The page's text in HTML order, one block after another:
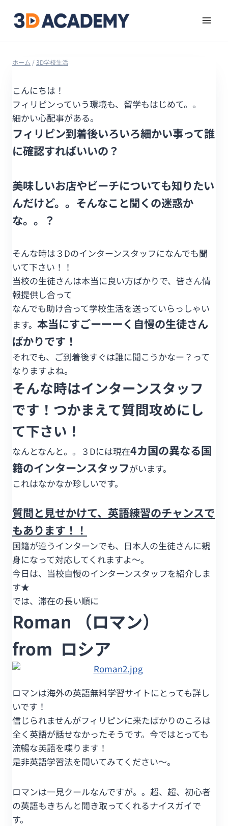
ホーム /3D学校生活
こんにちは！
フィリピンっていう環境も、留学もはじめて。。
細かい心配事がある。
フィリピン到着後いろいろ細かい事って誰
に確認すればいいの？
美味しいお店やビーチについても知りたい
んだけど。。そんなこと聞くの迷惑か
な。。？
そんな時は３Dのインターンスタッフになんでも聞
いて下さい！！
当校の生徒さんは本当に良い方ばかりで、皆さん情
報提供し合って
なんでも助け合って学校生活を送っていらっしゃい
ます。 本当にすごーーーく自慢の生徒さん
ばかりです！
それでも、ご到着後すぐは誰に聞こうかなー？って
なりますよね。
そんな時はインターンスタッフ
です！つかまえて質問攻めにし
て下さい！
なんとなんと。。３Dには現在4カ国の異なる国
籍のインターンスタッフがいます。
これはなかなか珍しいです。
質問と見せかけて、英語練習のチャンスで
もあります！！
国籍が違うインターンでも、日本人の生徒さんに親
身になって対応してくれますよ～。
今日は、当校自慢のインターンスタッフを紹介しま
す★
では、滞在の長い順に
Roman （ロマン）
from ロシア
ロマンは海外の英語無料学習サイトにとっても詳し
いです！
信じられませんがフィリピンに来たばかりのころは
全く英語が話せなかったそうです。今ではとっても
流暢な英語を喋ります！
是非英語学習法を聞いてみてください～。
ロマンは一見クールなんですが。。超、超、初心者
の英語もきちんと聞き取ってくれるナイスガイで
す。